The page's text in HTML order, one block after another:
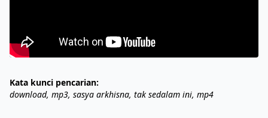
Kata kunci pencarian:
download, mp3, sasya arkhisna, tak sedalam ini, mp4